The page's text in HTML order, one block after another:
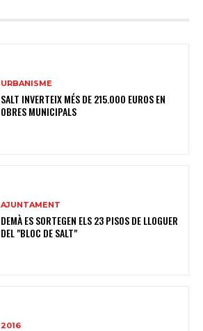
URBANISME
SALT INVERTEIX MÉS DE 215.000 EUROS EN
OBRES MUNICIPALS
AJUNTAMENT
DEMÀ ES SORTEGEN ELS 23 PISOS DE LLOGUER
DEL "BLOC DE SALT"
2016